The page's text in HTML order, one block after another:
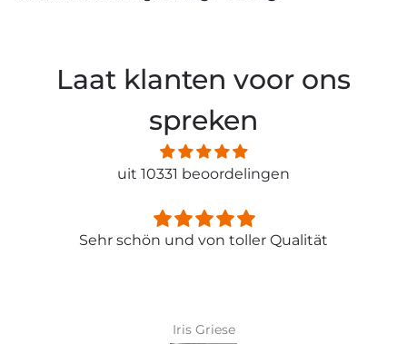
Laat klanten voor ons
spreken
uit 10331 beoordelingen
Sehr schön und von toller Qualität
Iris Griese